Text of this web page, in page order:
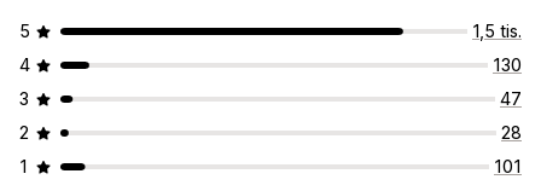
5
1,5 tis.
4
130
3
47
2
28
1
101